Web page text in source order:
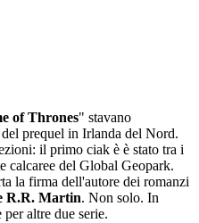
of Thrones" stavano
prequel in Irlanda del Nord.
il primo ciak è è stato tra i
calcaree del Global Geopark.
la firma dell'autore dei romanzi
R.R. Martin. Non solo. In
per altre due serie.